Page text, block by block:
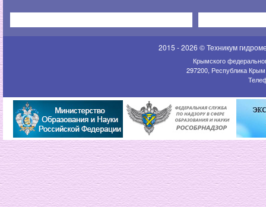
2015 - 2026 © Техникум
Крымского
297200, Республика